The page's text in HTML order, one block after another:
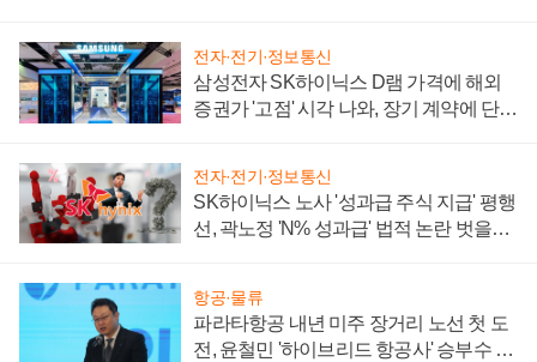
전자·전기·정보통신
삼성전자 SK하이닉스 D램 가격에 해외
증권가 '고점' 시각 나와, 장기 계약에 단점
전자·전기·정보통신
SK하이닉스 노사 '성과급 주식 지급' 평행
선, 곽노정 'N% 성과급' 법적 논란 벗을지
항공·물류
파라타항공 내년 미주 장거리 노선 첫 도
전, 윤철민 '하이브리드 항공사' 승부수 통